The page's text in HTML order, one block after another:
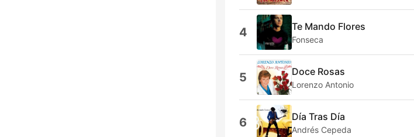
4 Te Mando Flores
Fonseca
5 Doce Rosas
Lorenzo Antonio
6 Día Tras Día
Andrés Cepeda